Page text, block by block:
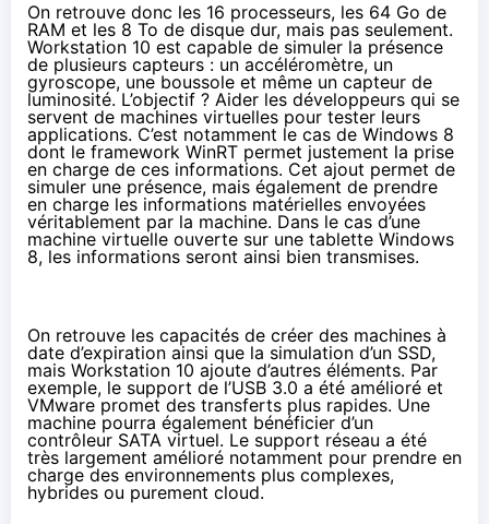
On retrouve donc les 16 processeurs, les 64 Go de
RAM et les 8 To de disque dur, mais pas seulement.
Workstation 10 est capable de simuler la présence
de plusieurs capteurs : un accéléromètre, un
gyroscope, une boussole et même un capteur de
luminosité. L’objectif ? Aider les développeurs qui se
servent de machines virtuelles pour tester leurs
applications. C’est notamment le cas de Windows 8
dont le framework WinRT permet justement la prise
en charge de ces informations. Cet ajout permet de
simuler une présence, mais également de prendre
en charge les informations matérielles envoyées
véritablement par la machine. Dans le cas d’une
machine virtuelle ouverte sur une tablette Windows
8, les informations seront ainsi bien transmises.
On retrouve les capacités de créer des machines à
date d’expiration ainsi que la simulation d’un SSD,
mais Workstation 10 ajoute d’autres éléments. Par
exemple, le support de l’USB 3.0 a été amélioré et
VMware promet des transferts plus rapides. Une
machine pourra également bénéficier d’un
contrôleur SATA virtuel. Le support réseau a été
très largement amélioré notamment pour prendre en
charge des environnements plus complexes,
hybrides ou purement cloud.